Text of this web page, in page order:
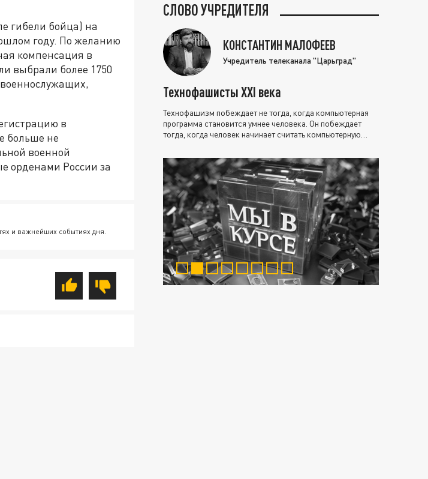
гибели бойца) на
году. По желанию
компенсация в
выбрали более 1750
в
больше не
военной
орденами России за
и важнейших событиях дня.
СЛОВО УЧРЕДИТЕЛЯ
КОНСТАНТИН МАЛОФЕЕВ
Учредитель телеканала "Царьград"
Технофашисты XXI века
Технофашизм побеждает не тогда, когда компьютерная
программа становится умнее человека. Он побеждает
тогда, когда человек начинает считать компьютерную